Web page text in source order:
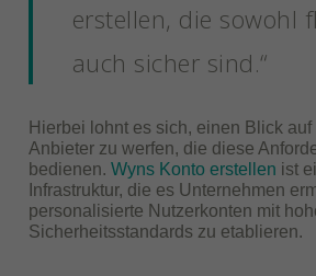
erstellen, die sowohl
auch sicher sind.“
Hierbei lohnt es sich, einen Blick
Anbieter zu werfen, die diese
bedienen. Wyns Konto erstellen ist
Infrastruktur, die es Unternehmen
personalisierte Nutzerkonten mit
Sicherheitsstandards zu etablieren.